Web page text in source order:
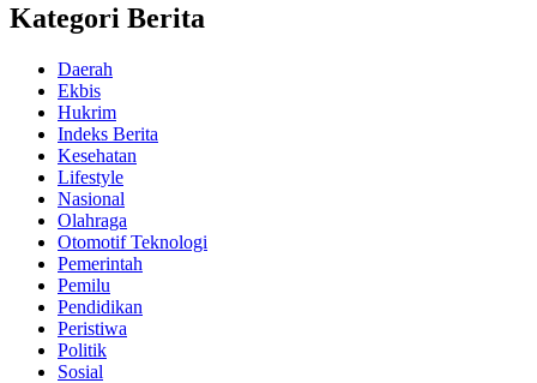
Kategori Berita
Daerah
Ekbis
Hukrim
Indeks Berita
Kesehatan
Lifestyle
Nasional
Olahraga
Otomotif Teknologi
Pemerintah
Pemilu
Pendidikan
Peristiwa
Politik
Sosial